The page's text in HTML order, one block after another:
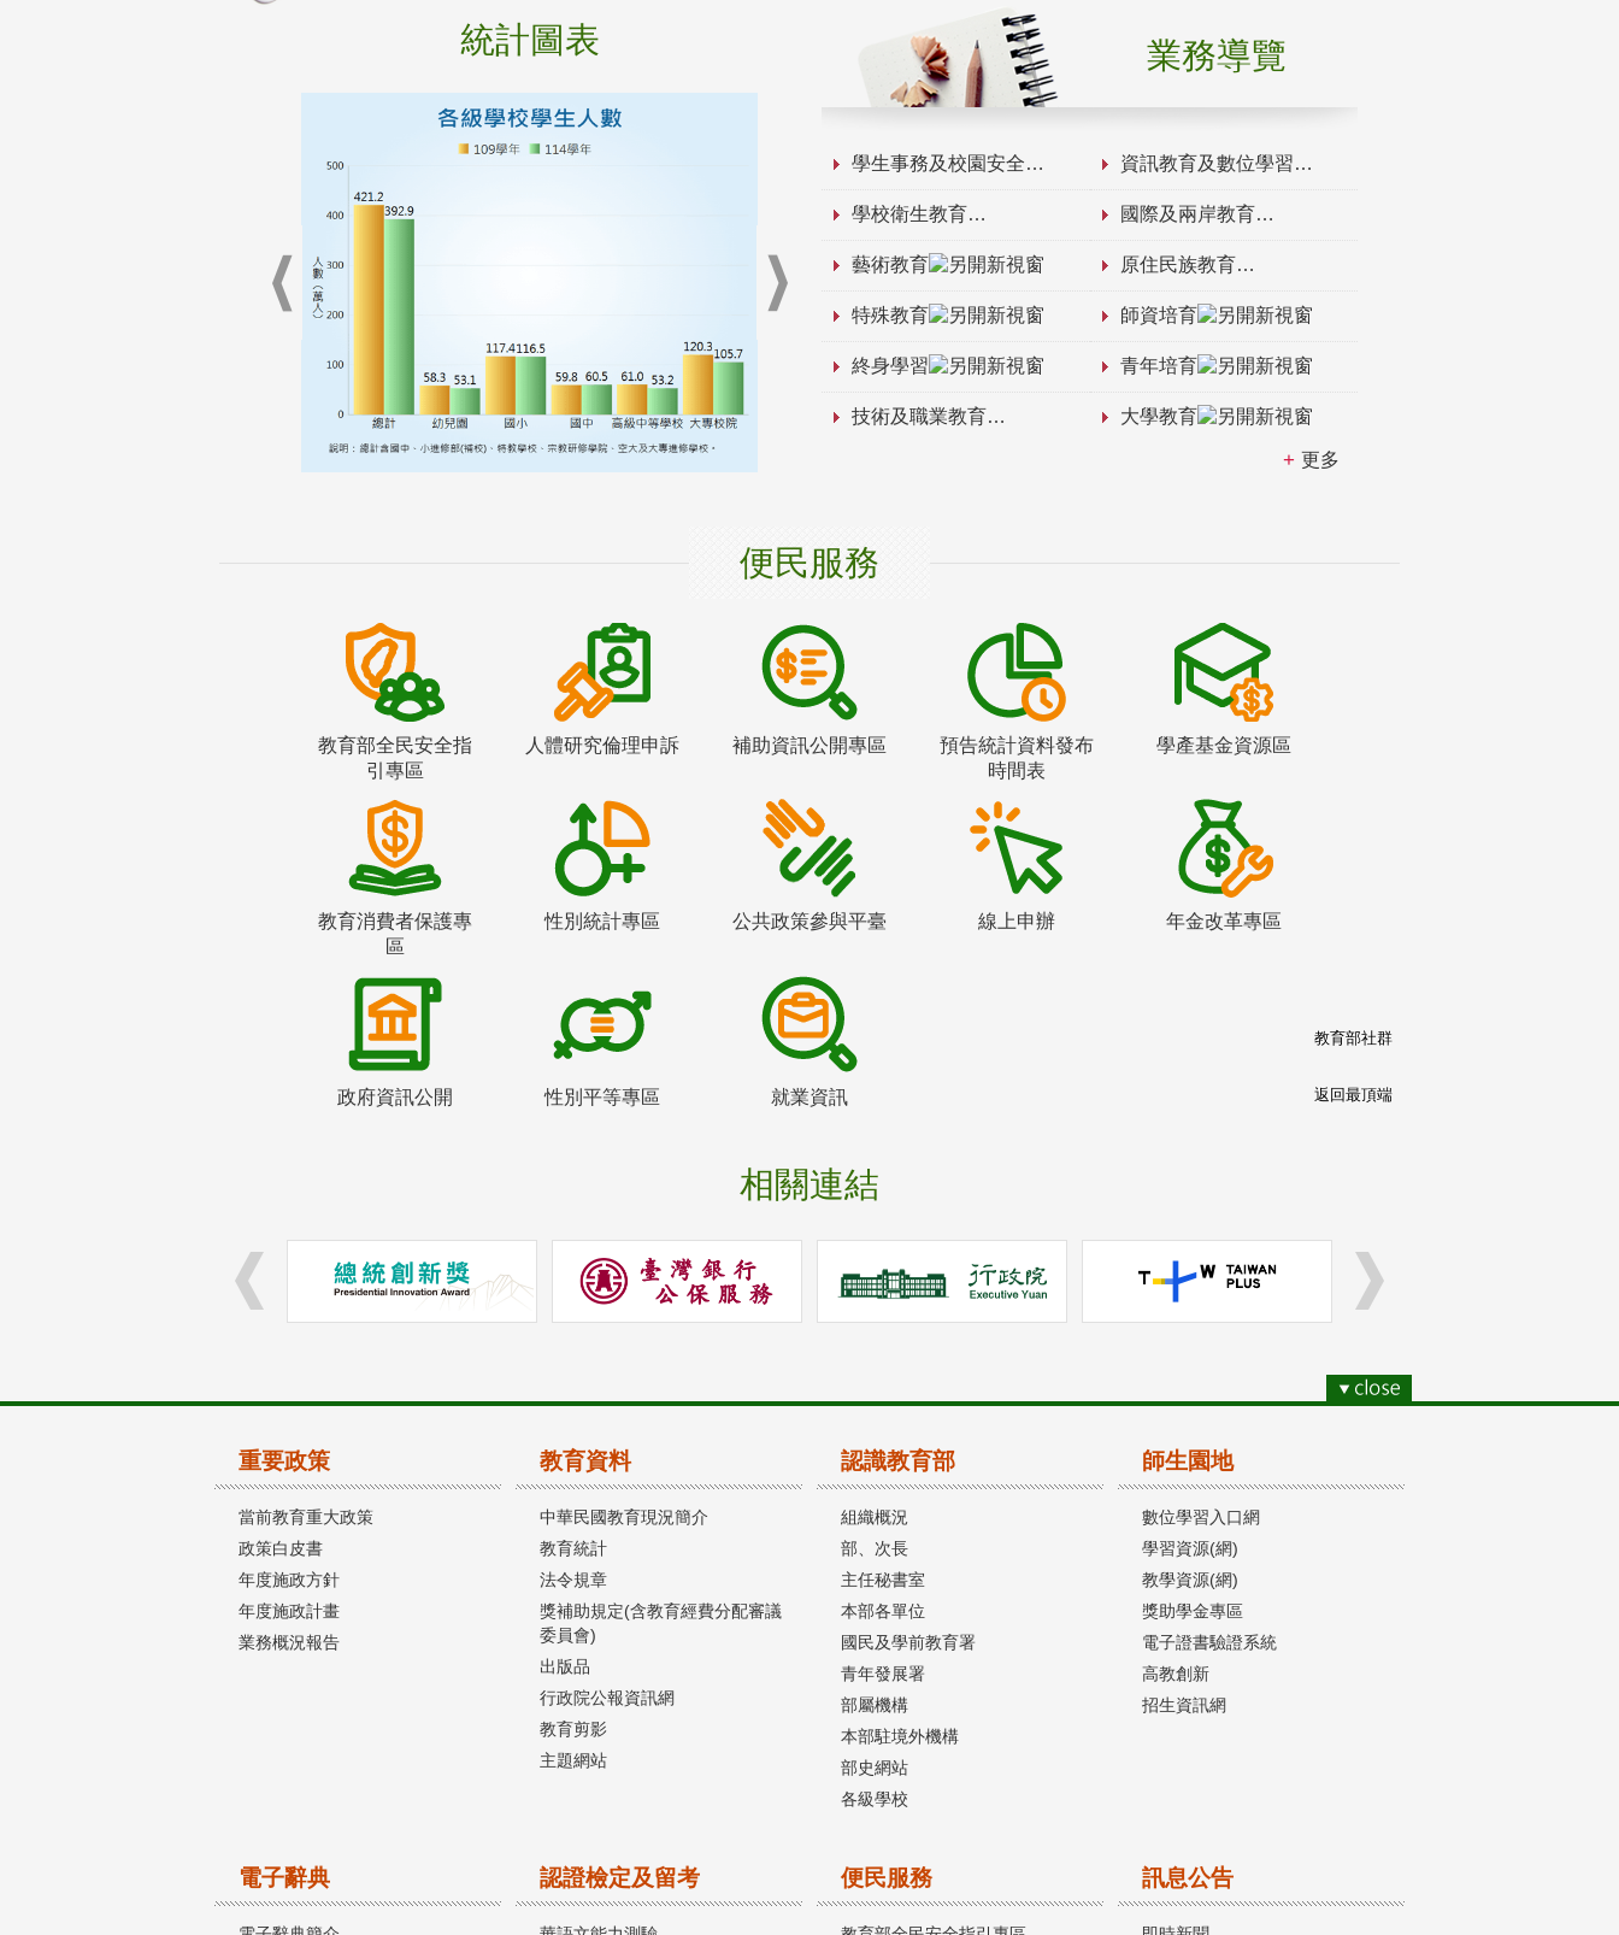
統計圖表 業務導覽
學生事務及校園安全 資訊教育及數位學習
學校衛生教育 國際及兩岸教育
藝術教育 原住民族教育
特殊教育 師資培育
終身學習 青年培育
技術及職業教育 大學教育
更多
便民服務
教育部全民安全指
引專區
人體研究倫理申訴 補助資訊公開專區
預告統計資料發布
時間表
學產基金資源區
教育消費者保護專
區
性別統計專區 公共政策參與平臺 線上申辦 年金改革專區
政府資訊公開 性別平等專區 就業資訊
相關連結
教育部社群
返回最頂端
重要政策
當前教育重大政策
政策白皮書
年度施政方針
年度施政計畫
業務概況報告
教育資料
中華民國教育現況簡介
教育統計
法令規章
獎補助規定(含教育經費分配審議
委員會)
出版品
行政院公報資訊網
教育剪影
主題網站
認識教育部
組織概況
部、次長
主任秘書室
本部各單位
國民及學前教育署
青年發展署
部屬機構
本部駐境外機構
部史網站
各級學校
師生園地
數位學習入口網
學習資源(網)
教學資源(網)
獎助學金專區
電子證書驗證系統
高教創新
招生資訊網
電子辭典 認證檢定及留考 便民服務 訊息公告